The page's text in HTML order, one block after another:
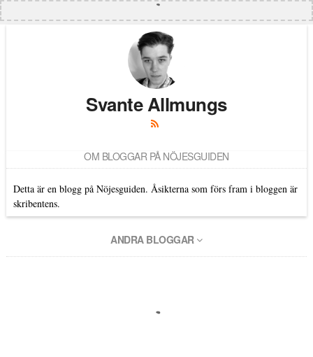
Svante Allmungs
OM BLOGGAR PÅ NÖJESGUIDEN
Detta är en blogg på Nöjesguiden. Åsikterna som förs fram i bloggen är
skribentens.
ANDRA BLOGGAR